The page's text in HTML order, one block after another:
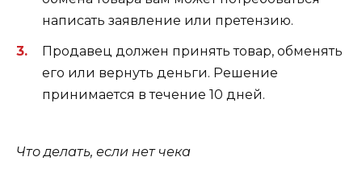
написать заявление или претензию.
Продавец должен принять товар, обменять
его или вернуть деньги. Решение
принимается в течение 10 дней.
Что делать, если нет чека